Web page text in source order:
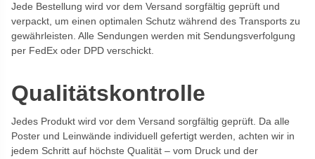
Jede Bestellung wird vor dem Versand sorgfältig geprüft und
verpackt, um einen optimalen Schutz während des Transports zu
gewährleisten. Alle Sendungen werden mit Sendungsverfolgung
per FedEx oder DPD verschickt.
Qualitätskontrolle
Jedes Produkt wird vor dem Versand sorgfältig geprüft. Da alle
Poster und Leinwände individuell gefertigt werden, achten wir in
jedem Schritt auf höchste Qualität – vom Druck und der